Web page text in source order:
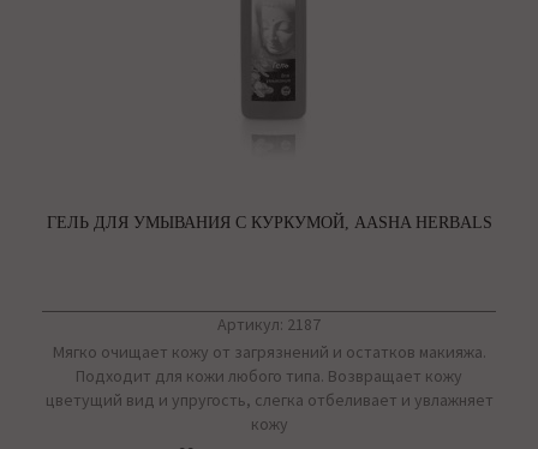
ГЕЛЬ ДЛЯ УМЫВАНИЯ С КУРКУМОЙ, AASHA HERBALS
Артикул: 2187
Мягко очищает кожу от загрязнений и остатков макияжа.
Подходит для кожи любого типа. Возвращает кожу
цветущий вид и упругость, слегка отбеливает и увлажняет
кожу